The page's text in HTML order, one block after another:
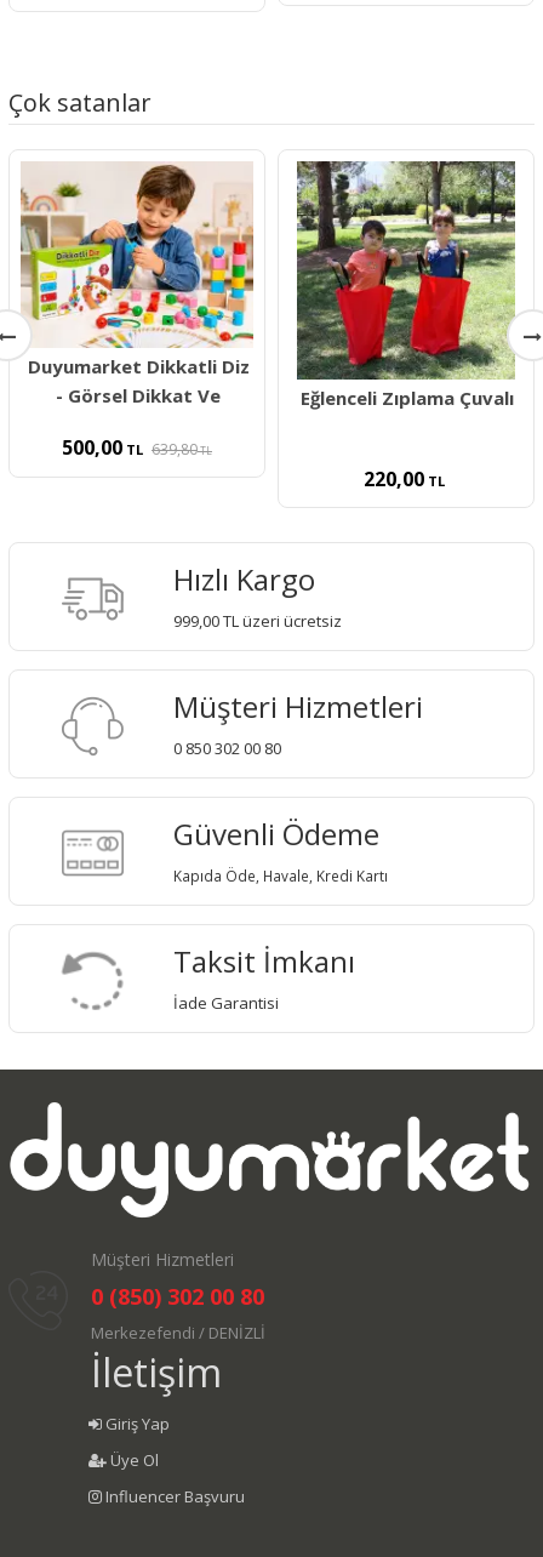
Çok satanlar
Duyumarket Dikkatli Diz
- Görsel Dikkat Ve
500,00 TL 639,80TL
Eğlenceli Zıplama Çuvalı
220,00 TL
Hızlı Kargo
999,00 TL üzeri ücretsiz
Müşteri Hizmetleri
0 850 302 00 80
Güvenli Ödeme
Kapıda Öde, Havale, Kredi Kartı
Taksit İmkanı
İade Garantisi
Müşteri Hizmetleri
0 (850) 302 00 80
Merkezefendi / DENİZLİ
İletişim
Giriş Yap
Üye Ol
Influencer Başvuru